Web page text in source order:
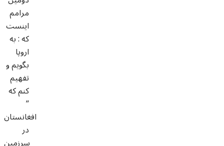
مرامم
اینست
که : به
اروپا
بگویم و
تفهیم
کنم که
”
افغانستان
در